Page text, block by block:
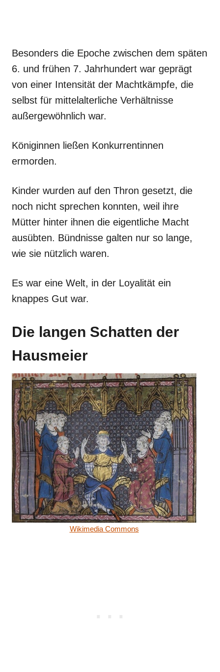
Besonders die Epoche zwischen dem späten
6. und frühen 7. Jahrhundert war geprägt
von einer Intensität der Machtkämpfe, die
selbst für mittelalterliche Verhältnisse
außergewöhnlich war.
Königinnen ließen Konkurrentinnen
ermorden.
Kinder wurden auf den Thron gesetzt, die
noch nicht sprechen konnten, weil ihre
Mütter hinter ihnen die eigentliche Macht
ausübten. Bündnisse galten nur so lange,
wie sie nützlich waren.
Es war eine Welt, in der Loyalität ein
knappes Gut war.
Die langen Schatten der
Hausmeier
Wikimedia Commons